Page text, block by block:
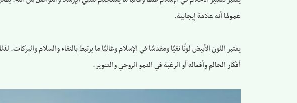
عمومًا أنه علامة إيجابية.
يعتبر اللون الأبيض لونًا نقيًا ومقدسًا في الإسلام وغالبًا ما يرتبط بالنقاء والسلام
أفكار الحالم وأفعاله أو الرغبة في النمو الروحي والتنوير.